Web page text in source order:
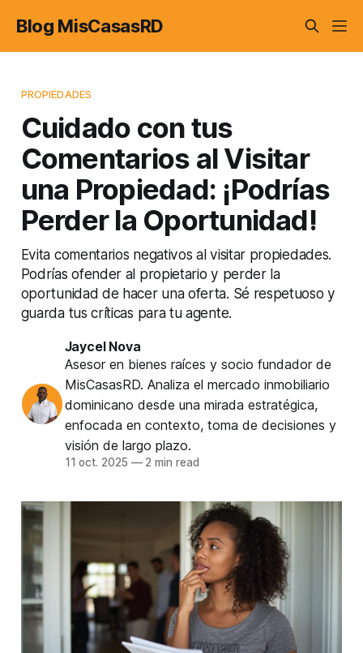
Blog MisCasasRD
PROPIEDADES
Cuidado con tus
Comentarios al Visitar
una Propiedad: ¡Podrías
Perder la Oportunidad!
Evita comentarios negativos al visitar propiedades.
Podrías ofender al propietario y perder la
oportunidad de hacer una oferta. Sé respetuoso y
guarda tus críticas para tu agente.
Jaycel Nova
Asesor en bienes raíces y socio fundador de
MisCasasRD. Analiza el mercado inmobiliario
dominicano desde una mirada estratégica,
enfocada en contexto, toma de decisiones y
visión de largo plazo.
11 oct. 2025 —2 min read